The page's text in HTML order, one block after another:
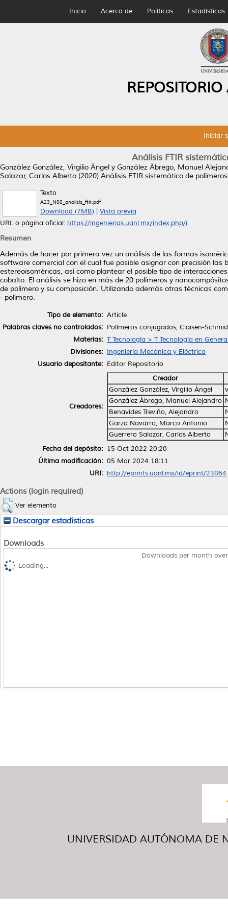
Inicio Acerca de Políticas Estadísticas
Iniciar
Análisis FTIR
González González, Virgilio Ángel y González Ábrego, Manuel
Salazar, Carlos Alberto (2020) Análisis FTIR sistemático de
Texto
A23_N88_analisis_ftir.pdf
Download (7MB)
Vista previa
URL o página oficial: https://ingenierias.uanl.mx/index.php/i
Resumen
Además de hacer por primera vez un análisis de las formas
software comercial con el cual fue posible asignar con precisión
estereoisoméricas, así como plantear el posible tipo de
cobalto. El análisis se hizo en más de 20 polímeros y
de polímero y su composición. Utilizando además otras técnicas
- polímero.
Tipo de elemento: Article
Palabras claves no controlados: Polímeros conjugados, Claisen-
Materias: T Tecnología > T Tecnología en
Divisiones: Ingeniería Mecánica y Eléctrica
Usuario depositante: Editor Repositorio
Creadores:
Creador
González González, Virgilio Ángel
González Ábrego, Manuel Alejandro
Benavides Treviño, Alejandro
Garza Navarro, Marco Antonio
Guerrero Salazar, Carlos Alberto
Fecha del depósito: 15 Oct 2022 20:20
Última modificación: 05 Mar 2024 18:11
URI: http://eprints.uanl.mx/id/eprint/23864
Actions (login required)
Ver elemento
Descargar estadísticas
Downloads
Downloads per month
Loading...
UNIVERSIDAD AUTÓNOMA DE